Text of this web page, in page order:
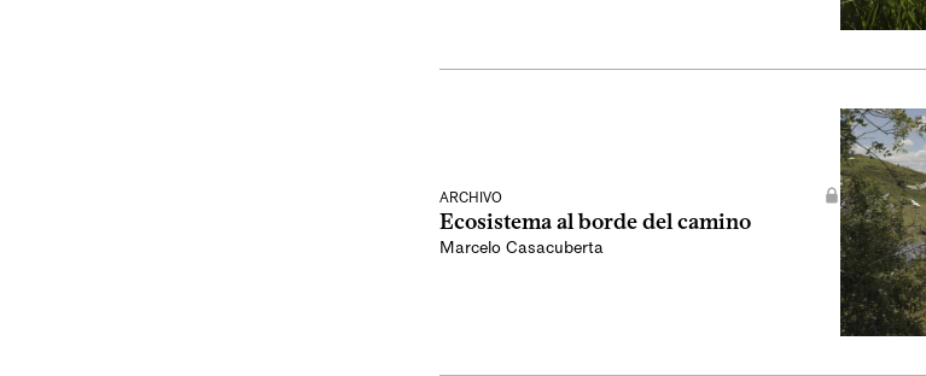
ARCHIVO
Ecosistema al borde del camino
Marcelo Casacuberta